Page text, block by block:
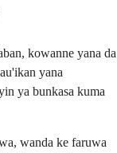
kowanne yana da
yana
ya bunkasa kuma
wanda ke faruwa